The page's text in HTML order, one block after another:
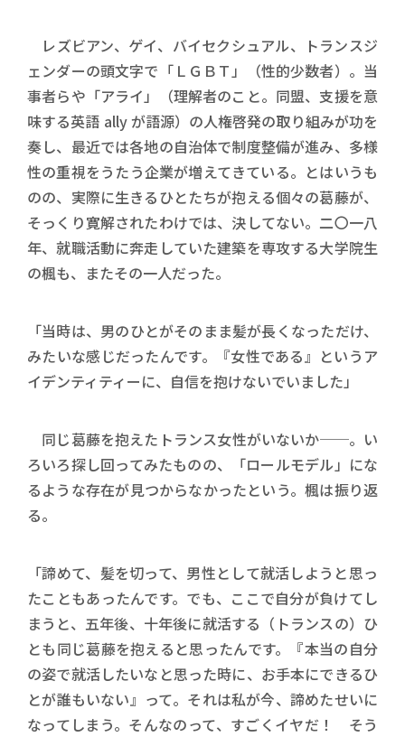
レズビアン、ゲイ、バイセクシュアル、トランスジ
ェンダーの頭文字で「ＬＧＢＴ」（性的少数者）。当
事者らや「アライ」（理解者のこと。同盟、支援を意
味する英語 ally が語源）の人権啓発の取り組みが功を
奏し、最近では各地の自治体で制度整備が進み、多様
性の重視をうたう企業が増えてきている。とはいうも
のの、実際に生きるひとたちが抱える個々の葛藤が、
そっくり寛解されたわけでは、決してない。二〇一八
年、就職活動に奔走していた建築を専攻する大学院生
の楓も、またその一人だった。
「当時は、男のひとがそのまま髪が長くなっただけ、
みたいな感じだったんです。『女性である』というア
イデンティティーに、自信を抱けないでいました」
同じ葛藤を抱えたトランス女性がいないか──。い
ろいろ探し回ってみたものの、「ロールモデル」にな
るような存在が見つからなかったという。楓は振り返
る。
「諦めて、髪を切って、男性として就活しようと思っ
たこともあったんです。でも、ここで自分が負けてし
まうと、五年後、十年後に就活する（トランスの）ひ
とも同じ葛藤を抱えると思ったんです。『本当の自分
の姿で就活したいなと思った時に、お手本にできるひ
とが誰もいない』って。それは私が今、諦めたせいに
なってしまう。そんなのって、すごくイヤだ！ そう